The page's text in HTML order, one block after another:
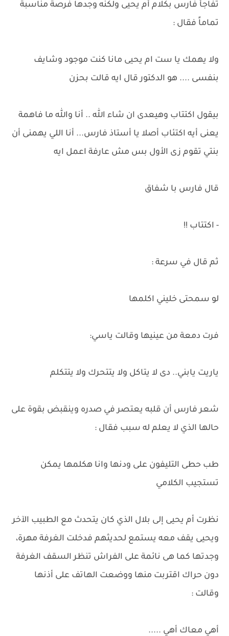
تفاجأ فارس بكلام أم يحيى ولكنه وجدها فرصة مناسبة
تماماً فقال :
ولا يهمك يا ست ام يحيى مانا كنت موجود وشايف
بنفسى .... هو الدكتور قال ايه قالت بحزن
بيقول اكتتاب وهيعدى ان شاء الله .. أنا والله ما فاهمة
يعنى أيه اكتئاب أصلا يا أستاذ فارس... أنا اللي يهمنى أن
بنتي تقوم زى الأول بس مش عارفة اعمل ايه
قال فارس با شفاق
- اكتتاب !!
ثم قال في سرعة :
لو سمحتى خليني اكلمها
فرت دمعة من عينيها وقالت ياسي:
ياريت يابني.. دى لا يتاكل ولا يتتحرك ولا يتتكلم
شعر فارس أن قلبه يعتصر في صدره وينقبض بقوة على
حالها الذي لا يعلم له سبب فقال :
طب حطى التليفون على ودنها وانا هكلمها يمكن
تستجيب الكلامي
نظرت أم يحيى إلى بلال الذي كان يتحدث مع الطبيب الآخر
ويحيى يقف معه يستمع لحديثهم فدخلت الغرفة مهرة،
وجدتها كما هى نائمة على الفراش تنظر السقف الغرفة
دون حراك اقتربت منها ووضعت الهاتف على أذنها
وقالت :
أهي معاك أهي .....